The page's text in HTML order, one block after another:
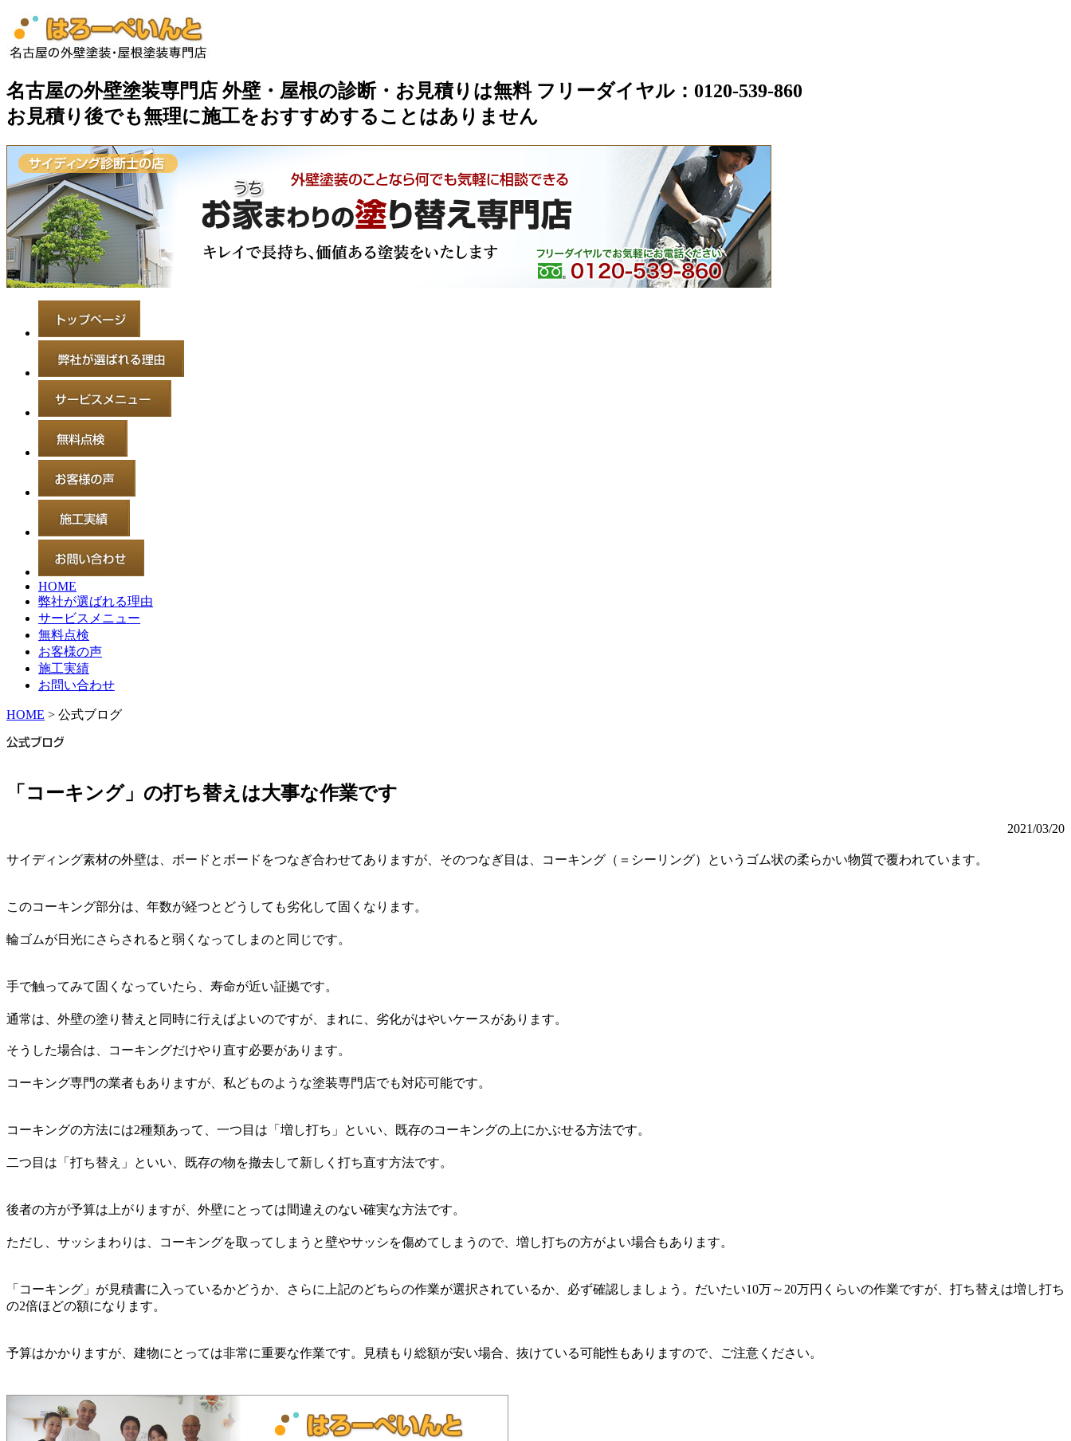
名古屋の外壁塗装専門店 外壁・屋根の診断・お見積りは無料 フリーダイヤル：0120-539-860
お見積り後でも無理に施工をおすすめすることはありません
HOME
弊社が選ばれる理由
サービスメニュー
無料点検
お客様の声
施工実績
お問い合わせ
HOME > 公式ブログ
「コーキング」の打ち替えは大事な作業です
2021/03/20
サイディング素材の外壁は、ボードとボードをつなぎ合わせてありますが、そのつなぎ目は、コーキング（＝シーリング）というゴム状の柔らかい物質で覆われています。
このコーキング部分は、年数が経つとどうしても劣化して固くなります。
輪ゴムが日光にさらされると弱くなってしまのと同じです。
手で触ってみて固くなっていたら、寿命が近い証拠です。
通常は、外壁の塗り替えと同時に行えばよいのですが、まれに、劣化がはやいケースがあります。
そうした場合は、コーキングだけやり直す必要があります。
コーキング専門の業者もありますが、私どものような塗装専門店でも対応可能です。
コーキングの方法には2種類あって、一つ目は「増し打ち」といい、既存のコーキングの上にかぶせる方法です。
二つ目は「打ち替え」といい、既存の物を撤去して新しく打ち直す方法です。
後者の方が予算は上がりますが、外壁にとっては間違えのない確実な方法です。
ただし、サッシまわりは、コーキングを取ってしまうと壁やサッシを傷めてしまうので、増し打ちの方がよい場合もあります。
「コーキング」が見積書に入っているかどうか、さらに上記のどちらの作業が選択されているか、必ず確認しましょう。だいたい10万～20万円くらいの作業ですが、打ち替えは増し打ち
の2倍ほどの額になります。
予算はかかりますが、建物にとっては非常に重要な作業です。見積もり総額が安い場合、抜けている可能性もありますので、ご注意ください。